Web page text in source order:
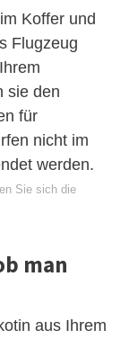
Koffer und
Flugzeug
sie den
für
nicht im
werden.
Sie sich die
man
aus Ihrem